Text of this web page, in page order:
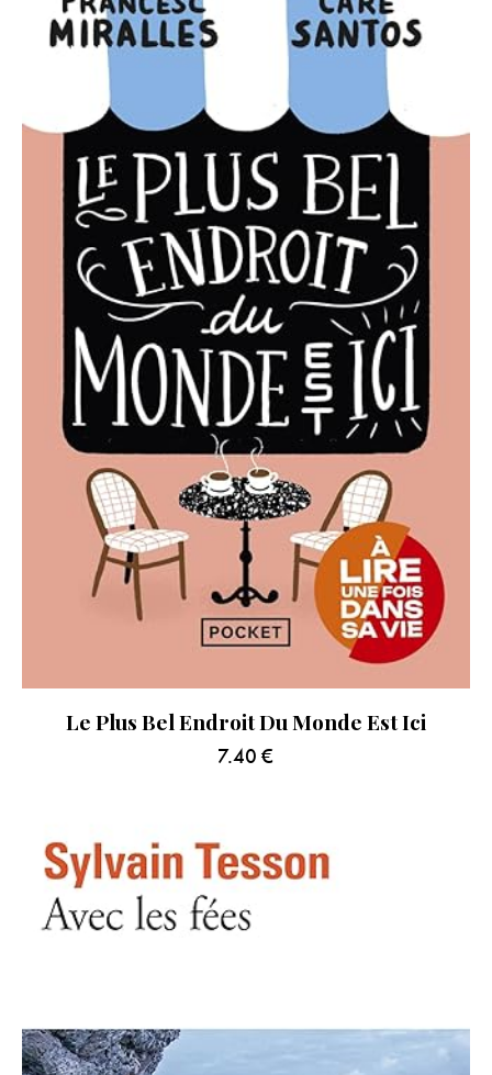
Le Plus Bel Endroit Du Monde Est Ici
7.40 €